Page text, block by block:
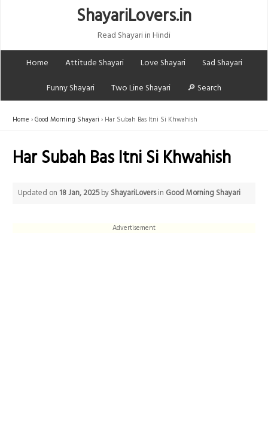
ShayariLovers.in
Read Shayari in Hindi
Home
Attitude Shayari Love Shayari
Sad Shayari
Funny Shayari
Two Line Shayari 🔎 Search
Home Good Morning Shayari Har Subah Bas Itni Si Khwahish
Har Subah Bas Itni Si Khwahish
Updated on 18 Jan, 2025by ShayariLoversin Good Morning Shayari
Advertisement